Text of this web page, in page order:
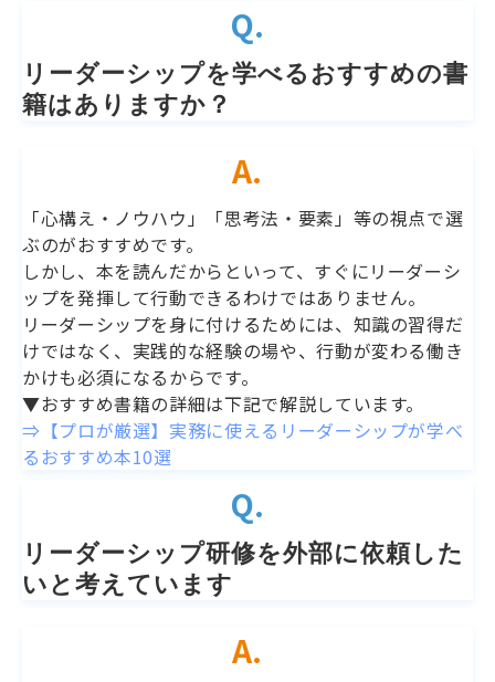
Q.
リーダーシップを学べるおすすめの書
籍はありますか？
A.
「心構え・ノウハウ」「思考法・要素」等の視点で選
ぶのがおすすめです。
しかし、本を読んだからといって、すぐにリーダーシ
ップを発揮して行動できるわけではありません。
リーダーシップを身に付けるためには、知識の習得だ
けではなく、実践的な経験の場や、行動が変わる働き
かけも必須になるからです。
▼おすすめ書籍の詳細は下記で解説しています。
⇒【プロが厳選】実務に使えるリーダーシップが学べ
るおすすめ本10選
Q.
リーダーシップ研修を外部に依頼した
いと考えています
A.